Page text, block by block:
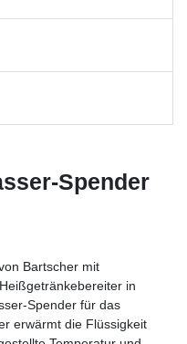
Spender
Bartscher mit
in
Spender für das
erwärmt die Flüssigkeit